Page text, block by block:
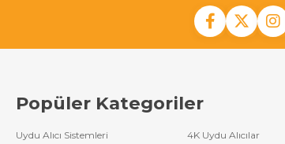
Popüler Kategoriler
Uydu Alıcı Sistemleri 4K Uydu Alıcılar